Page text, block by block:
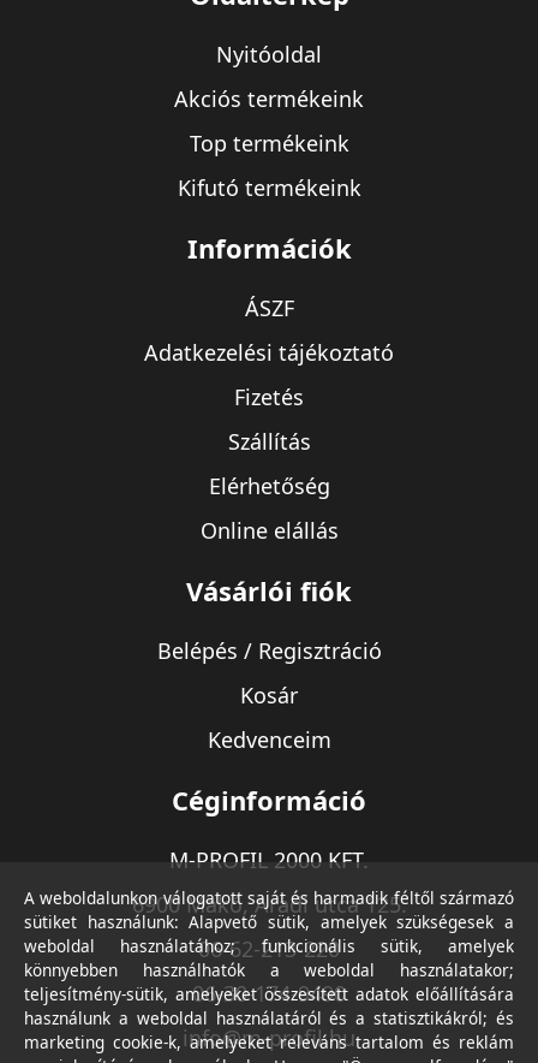
Nyitóoldal
Akciós termékeink
Top termékeink
Kifutó termékeink
Információk
ÁSZF
Adatkezelési tájékoztató
Fizetés
Szállítás
Elérhetőség
Online elállás
Vásárlói fiók
Belépés / Regisztráció
Kosár
Kedvenceim
Céginformáció
M-PROFIL 2000 KFT.
6900 Makó, Aradi utca 125.
06-62-213-220
06-30-174-9490
info@m-profil.hu
A weboldalunkon válogatott saját és harmadik féltől származó
sütiket használunk: Alapvető sütik, amelyek szükségesek a
weboldal használatához; funkcionális sütik, amelyek
könnyebben használhatók a weboldal használatakor;
teljesítmény-sütik, amelyeket összesített adatok előállítására
használunk a weboldal használatáról és a statisztikákról; és
marketing cookie-k, amelyeket releváns tartalom és reklám